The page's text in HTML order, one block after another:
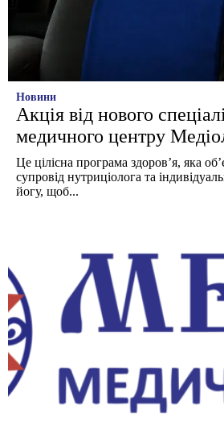
Новини
Акція від нового
медичного центру
Це цілісна програма здоровʼя, яка
супровід нутриціолога та
йогу, щоб...